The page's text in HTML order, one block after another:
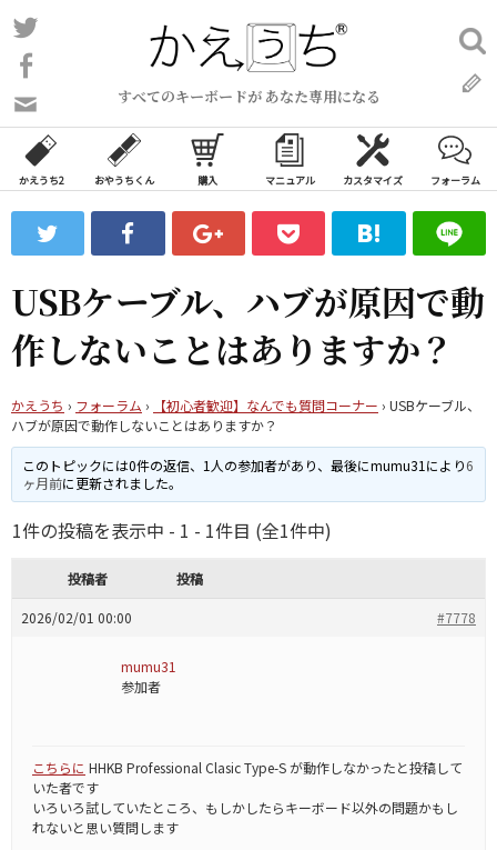
コ
ン
ン
ツ
ス
ッ
プ
すべてのキーボードが あなた専用になる
い
合
わ
フ
ォ
ム
検
索:
かえうち2 おやうちくん 購入 マニュアル カスタマイズ フォーラム
USBケーブル、ハブが原因で動
作しないことはありますか？
かえうち › フォーラム › 【初心者歓迎】なんでも質問コーナー › USBケーブル、
ハブが原因で動作しないことはありますか？
このトピックには0件の返信、1人の参加者があり、最後にmumu31により6
ヶ月前に更新されました。
1件の投稿を表示中 - 1 - 1件目 (全1件中)
投稿者 投稿
2026/02/01 00:00 #7778
mumu31
参加者
こちらに HHKB Professional Clasic Type-S が動作しなかったと投稿して
いた者です
いろいろ試していたところ、もしかしたらキーボード以外の問題かもし
れないと思い質問します